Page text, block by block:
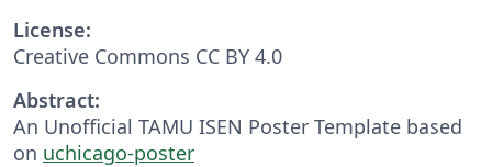
License:
Creative Commons CC BY 4.0
Abstract:
An Unofficial TAMU ISEN Poster Template based
on uchicago-poster